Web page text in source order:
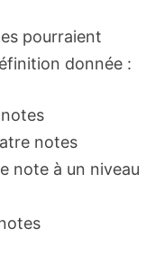
pourraient
donnée :
notes
note à un niveau